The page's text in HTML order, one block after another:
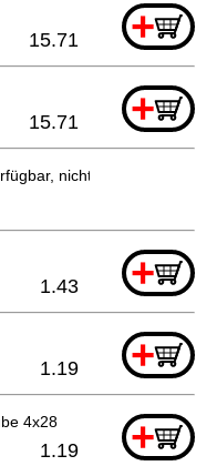
+
15.71
+
15.71
nicht bestellbar
+
1.43
+
1.19
4x28 +
1.19